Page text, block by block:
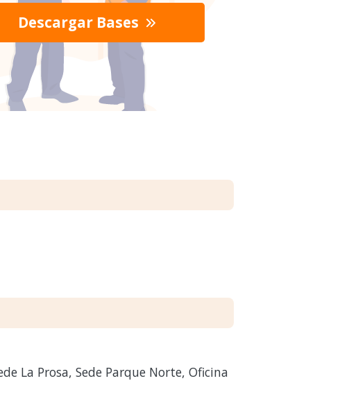
Descargar Bases
La Prosa, Sede Parque Norte, Oficina